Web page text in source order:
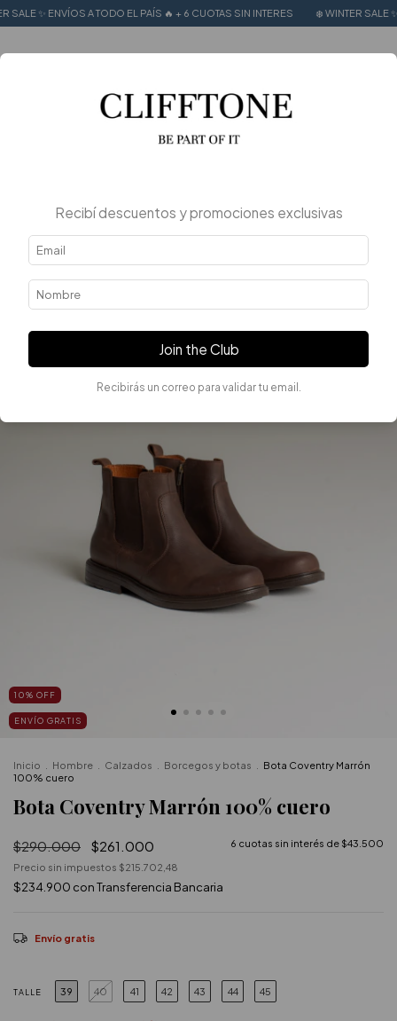
✨ ENVÍOS A TODO EL PAÍS 🔥 + 6 CUOTAS SIN INTERES ❄️ WINTER SALE ✨
10% OFF
ENVÍO GRATIS
Inicio Hombre Calzados Borcegos y botas
Bota Coventry Marrón
100% cuero
Bota Coventry Marrón 100% cuero
$290.000 $261.000 6 cuotas sin interés de $43.500
Precio sin impuestos $215.702,48
$234.900 conTransferencia Bancaria
Envío gratis
TALLE 39 40 41 42 43 44 45
Recibí descuentos y promociones exclusivas
Join the Club
Recibirás un correo para validar tu email.